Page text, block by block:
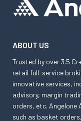
ABOUT US
Trusted by over 3.5
retail full-service
innovative services,
advisory, margin
orders, etc.
such as basket